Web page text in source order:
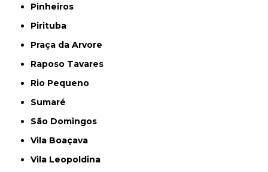
Pinheiros
Pirituba
Praça da Arvore
Raposo Tavares
Rio Pequeno
Sumaré
São Domingos
Vila Boaçava
Vila Leopoldina